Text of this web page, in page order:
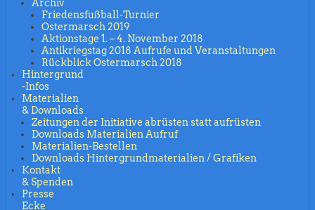
Archiv
Friedensfußball-Turnier
Ostermarsch 2019
Aktionstage 1. – 4. November 2018
Antikriegstag 2018 Aufrufe und Veranstaltungen
Rückblick Ostermarsch 2018
Hintergrund
-Infos
Materialien
& Downloads
Zeitungen der Initiative abrüsten statt aufrüsten
Downloads Materialien Aufruf
Materialien-Bestellen
Downloads Hintergrundmaterialien / Grafiken
Kontakt
& Spenden
Presse
Ecke